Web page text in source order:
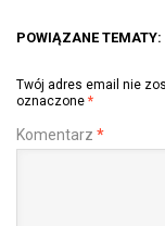
POWIĄZANE TEMATY:
Twój adres email nie
oznaczone *
Komentarz *